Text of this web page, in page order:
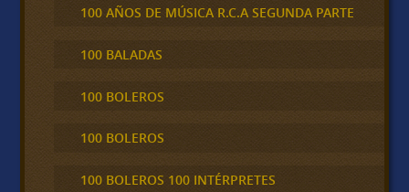
100 AÑOS DE MÚSICA R.C.A SEGUNDA PARTE
100 BALADAS
100 BOLEROS
100 BOLEROS
100 BOLEROS 100 INTÉRPRETES